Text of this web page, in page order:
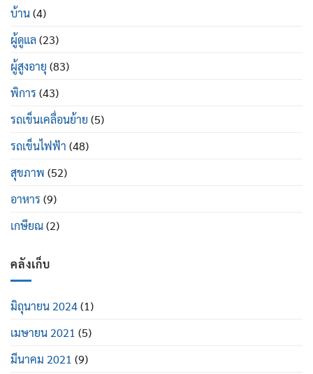
บ้าน(4)
ผู้ดูแล (23)
ผู้สูงอายุ (83)
พิการ (43)
รถเข็นเคลื่อนย้าย (5)
รถเข็นไฟฟ้า (48)
สุขภาพ (52)
อาหาร (9)
เกษียณ(2)
คลังเก็บ
มิถุนายน 2024(1)
เมษายน 2021 (5)
มีนาคม 2021 (9)